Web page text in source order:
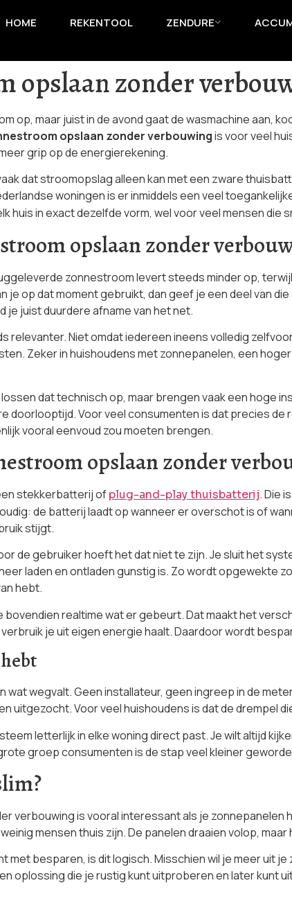
HOME REKENTOOL ZENDURE
opslaan zonder
op, maar juist in de avond gaat de wasmachine aan,
opslaan zonder verbouwingis voor veel
grip op de energierekening.
dat stroomopslag alleen kan met een zware
woningen is er inmiddels een veel
huis in exact dezelfde vorm, wel voor veel mensen
opslaan zonder
zonnestroom levert steeds minder op,
je op dat moment gebruikt, dan geef je een deel van
je juist duurdere afname van het net.
relevanter. Niet omdat iedereen ineens volledig
Zeker in huishoudens met zonnepanelen, een
dat technisch op, maar brengen vaak een hoge
doorlooptijd. Voor veel consumenten is dat precies de
vooral eenvoud zou moeten brengen.
opslaan zonder
stekkerbatterij ofplug-and-play thuisbatterij. Die
de batterij laadt op wanneer er overschot is of
stijgt.
de gebruiker hoeft het dat niet te zijn. Je sluit het
laden en ontladen gunstig is. Zo wordt opgewekte
hebt.
bovendien realtime wat er gebeurt. Dat maakt het
je uit eigen energie haalt. Daardoor wordt
wat wegvalt. Geen installateur, geen ingreep in de
uitgezocht. Voor veel huishoudens is dat de drempel
letterlijk in elke woning direct past. Je wilt altijd
groep consumenten is de stap veel kleiner
verbouwing is vooral interessant als je
mensen thuis zijn. De panelen draaien volop,
met besparen, is dit logisch. Misschien wil je meer uit
oplossing die je rustig kunt uitproberen en later kunt